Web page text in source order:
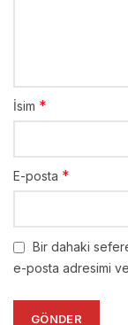
İsim *
E-posta *
Bir dahaki
e-posta adresimi